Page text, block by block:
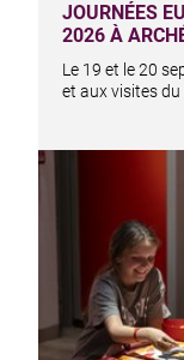
JOURNÉES
2026 À
Le 19 et le 20
et aux visites du